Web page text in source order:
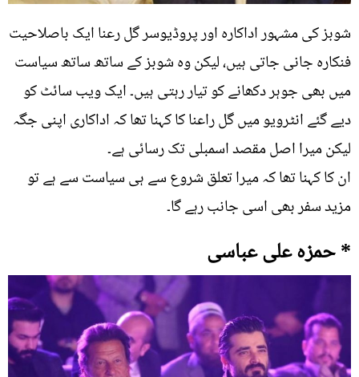
شوبز کی مشہور اداکارہ اور پروڈیوسر گل رعنا ایک باصلاحیت
فنکارہ جانی جاتی ہیں، لیکن وہ شوبز کے ساتھ ساتھ سیاست
میں بھی جوہر دکھانے کو تیار رہتی ہیں۔ ایک ویب سائٹ کو
دیے گئے انٹرویو میں گل راعنا کا کہنا تھا کہ اداکاری اپنی جگہ
لیکن میرا اصل مقصد اسمبلی تک رسائی ہے۔
ان کا کہنا تھا کہ میرا تعلق شروع سے ہی سیاست سے ہے تو
مزید سفر بھی اسی جانب رہے گا۔
* حمزہ علی عباسی